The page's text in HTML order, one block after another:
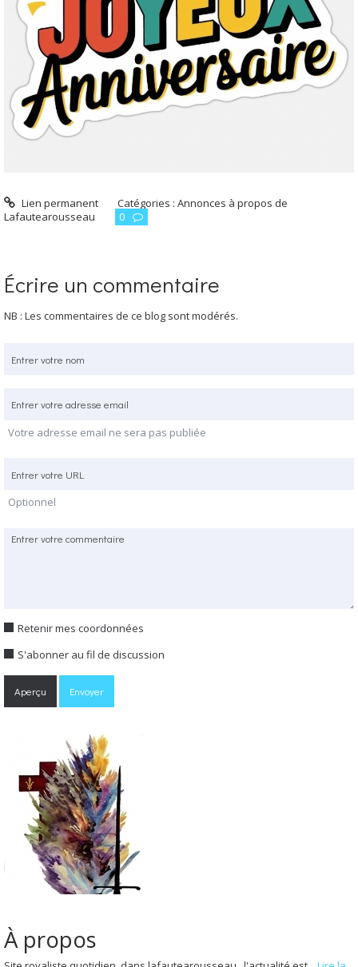
Lien permanent Catégories :Annonces à propos de
Lafautearousseau
0
Écrire un commentaire
NB : Les commentaires de ce blog sont modérés.
Votre adresse email ne sera pas publiée
Optionnel
Retenir mes coordonnées
S'abonner au fil de discussion
À propos